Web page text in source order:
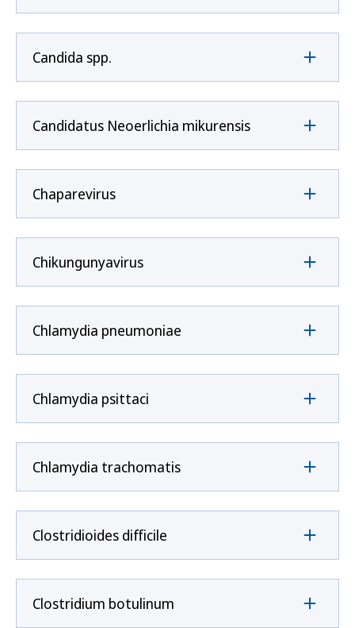
Candida spp.
Candidatus Neoerlichia mikurensis
Chaparevirus
Chikungunyavirus
Chlamydia pneumoniae
Chlamydia psittaci
Chlamydia trachomatis
Clostridioides difficile
Clostridium botulinum